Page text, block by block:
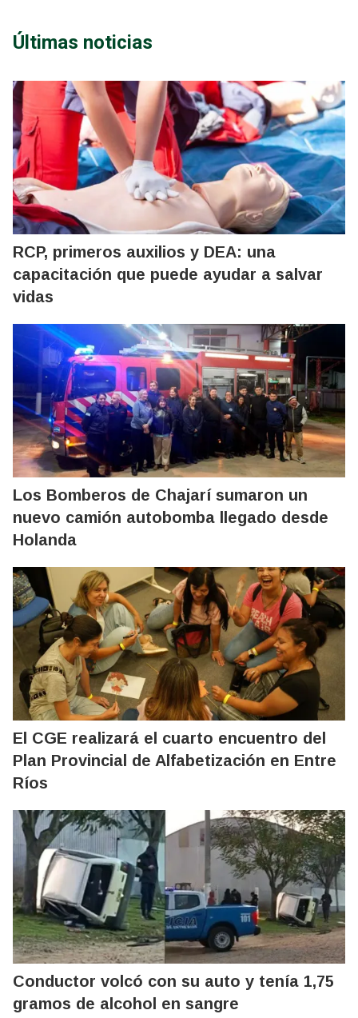
Últimas noticias
RCP, primeros auxilios y DEA: una
capacitación que puede ayudar a salvar
vidas
Los Bomberos de Chajarí sumaron un
nuevo camión autobomba llegado desde
Holanda
El CGE realizará el cuarto encuentro del
Plan Provincial de Alfabetización en Entre
Ríos
Conductor volcó con su auto y tenía 1,75
gramos de alcohol en sangre